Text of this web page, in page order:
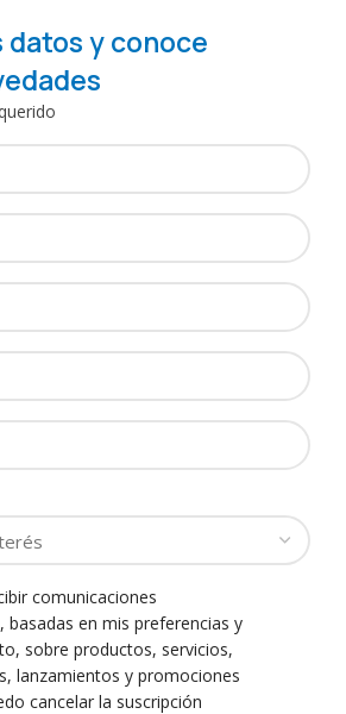
datos y conoce
comunicaciones
basadas en mis preferencias y
sobre productos, servicios,
lanzamientos y promociones
cancelar la suscripción